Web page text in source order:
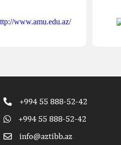
+994 55 888-52-42
+994 55 888-52-42
info@aztibb.az